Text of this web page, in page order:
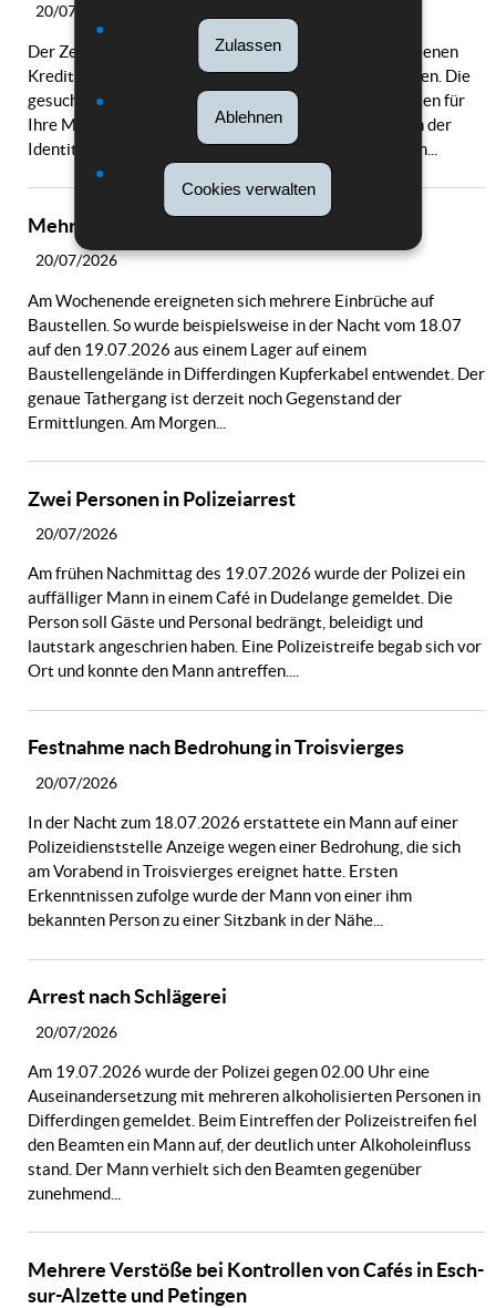
Zulassen
Ablehnen
Cookies verwalten
20/07/2026
Der Zeugenaufruf im Zusammenhang mit einer gestohlenen
Kreditkarte in Luxemburg-Stadt kann gestrichen werden. Die
gesuchte Person konnte identifiziert werden. Wir danken für
Ihre Mitarbeit. Initiale Meldung: Die Polizei sucht nach der
Identität der auf den Fotos abgebildeten Person, die am...
Mehrere Diebstähle auf Baustellen
20/07/2026
Am Wochenende ereigneten sich mehrere Einbrüche auf
Baustellen. So wurde beispielsweise in der Nacht vom 18.07
auf den 19.07.2026 aus einem Lager auf einem
Baustellengelände in Differdingen Kupferkabel entwendet. Der
genaue Tathergang ist derzeit noch Gegenstand der
Ermittlungen. Am Morgen...
Zwei Personen in Polizeiarrest
20/07/2026
Am frühen Nachmittag des 19.07.2026 wurde der Polizei ein
auffälliger Mann in einem Café in Dudelange gemeldet. Die
Person soll Gäste und Personal bedrängt, beleidigt und
lautstark angeschrien haben. Eine Polizeistreife begab sich vor
Ort und konnte den Mann antreffen....
Festnahme nach Bedrohung in Troisvierges
20/07/2026
In der Nacht zum 18.07.2026 erstattete ein Mann auf einer
Polizeidienststelle Anzeige wegen einer Bedrohung, die sich
am Vorabend in Troisvierges ereignet hatte. Ersten
Erkenntnissen zufolge wurde der Mann von einer ihm
bekannten Person zu einer Sitzbank in der Nähe...
Arrest nach Schlägerei
20/07/2026
Am 19.07.2026 wurde der Polizei gegen 02.00 Uhr eine
Auseinandersetzung mit mehreren alkoholisierten Personen in
Differdingen gemeldet. Beim Eintreffen der Polizeistreifen fiel
den Beamten ein Mann auf, der deutlich unter Alkoholeinfluss
stand. Der Mann verhielt sich den Beamten gegenüber
zunehmend...
Mehrere Verstöße bei Kontrollen von Cafés in Esch-
sur-Alzette und Petingen